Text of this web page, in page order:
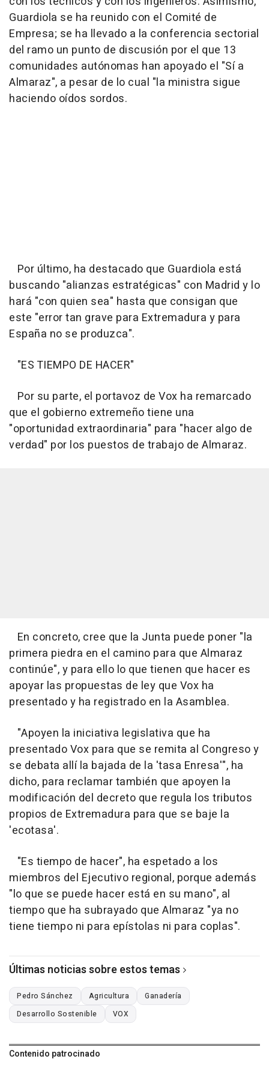
Guardiola se ha reunido con el Comité de
Empresa; se ha llevado a la conferencia sectorial
del ramo un punto de discusión por el que 13
comunidades autónomas han apoyado el "Sí a
Almaraz", a pesar de lo cual "la ministra sigue
haciendo oídos sordos.
Por último, ha destacado que Guardiola está
buscando "alianzas estratégicas" con Madrid y lo
hará "con quien sea" hasta que consigan que
este "error tan grave para Extremadura y para
España no se produzca".
"ES TIEMPO DE HACER"
Por su parte, el portavoz de Vox ha remarcado
que el gobierno extremeño tiene una
"oportunidad extraordinaria" para "hacer algo de
verdad" por los puestos de trabajo de Almaraz.
En concreto, cree que la Junta puede poner "la
primera piedra en el camino para que Almaraz
continúe", y para ello lo que tienen que hacer es
apoyar las propuestas de ley que Vox ha
presentado y ha registrado en la Asamblea.
"Apoyen la iniciativa legislativa que ha
presentado Vox para que se remita al Congreso y
se debata allí la bajada de la 'tasa Enresa'", ha
dicho, para reclamar también que apoyen la
modificación del decreto que regula los tributos
propios de Extremadura para que se baje la
'ecotasa'.
"Es tiempo de hacer", ha espetado a los
miembros del Ejecutivo regional, porque además
"lo que se puede hacer está en su mano", al
tiempo que ha subrayado que Almaraz "ya no
tiene tiempo ni para epístolas ni para coplas".
Últimas noticias sobre estos temas
Pedro Sánchez Agricultura
Ganadería
Desarrollo Sostenible
VOX
Contenido patrocinado